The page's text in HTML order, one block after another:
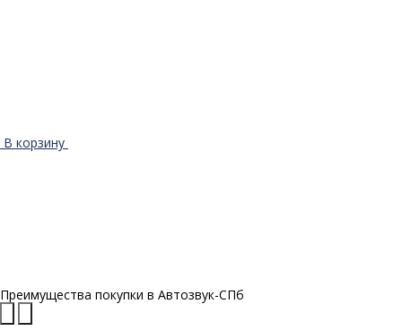
В корзину
Преимущества покупки в Автозвук-СПб